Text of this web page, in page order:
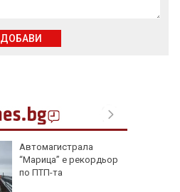
Автомагистрала
“Марица” е рекордьор
по ПТП-та
ДОБАВИ